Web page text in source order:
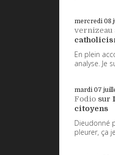
mercredi 08
vernizeau
En plein
analyse. Je
mardi 07
Fodio sur
citoyens
Dieudonné
pleurer, ça